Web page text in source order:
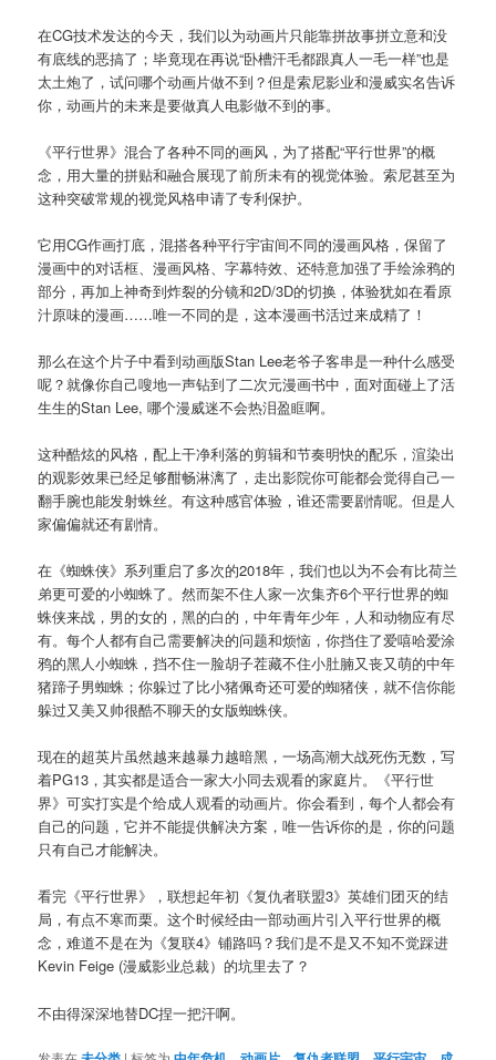
在CG技术发达的今天，我们以为动画片只能靠拼故事拼立意和没
有底线的恶搞了；毕竟现在再说“卧槽汗毛都跟真人一毛一样”也是
太土炮了，试问哪个动画片做不到？但是索尼影业和漫威实名告诉
你，动画片的未来是要做真人电影做不到的事。
《平行世界》混合了各种不同的画风，为了搭配“平行世界”的概
念，用大量的拼贴和融合展现了前所未有的视觉体验。索尼甚至为
这种突破常规的视觉风格申请了专利保护。
它用CG作画打底，混搭各种平行宇宙间不同的漫画风格，保留了
漫画中的对话框、漫画风格、字幕特效、还特意加强了手绘涂鸦的
部分，再加上神奇到炸裂的分镜和2D/3D的切换，体验犹如在看原
汁原味的漫画……唯一不同的是，这本漫画书活过来成精了！
那么在这个片子中看到动画版Stan Lee老爷子客串是一种什么感受
呢？就像你自己嗖地一声钻到了二次元漫画书中，面对面碰上了活
生生的Stan Lee, 哪个漫威迷不会热泪盈眶啊。
这种酷炫的风格，配上干净利落的剪辑和节奏明快的配乐，渲染出
的观影效果已经足够酣畅淋漓了，走出影院你可能都会觉得自己一
翻手腕也能发射蛛丝。有这种感官体验，谁还需要剧情呢。但是人
家偏偏就还有剧情。
在《蜘蛛侠》系列重启了多次的2018年，我们也以为不会有比荷兰
弟更可爱的小蜘蛛了。然而架不住人家一次集齐6个平行世界的蜘
蛛侠来战，男的女的，黑的白的，中年青年少年，人和动物应有尽
有。每个人都有自己需要解决的问题和烦恼，你挡住了爱嘻哈爱涂
鸦的黑人小蜘蛛，挡不住一脸胡子茬藏不住小肚腩又丧又萌的中年
猪蹄子男蜘蛛；你躲过了比小猪佩奇还可爱的蜘猪侠，就不信你能
躲过又美又帅很酷不聊天的女版蜘蛛侠。
现在的超英片虽然越来越暴力越暗黑，一场高潮大战死伤无数，写
着PG13，其实都是适合一家大小同去观看的家庭片。《平行世
界》可实打实是个给成人观看的动画片。你会看到，每个人都会有
自己的问题，它并不能提供解决方案，唯一告诉你的是，你的问题
只有自己才能解决。
看完《平行世界》，联想起年初《复仇者联盟3》英雄们团灭的结
局，有点不寒而栗。这个时候经由一部动画片引入平行世界的概
念，难道不是在为《复联4》铺路吗？我们是不是又不知不觉踩进
Kevin Feige (漫威影业总裁）的坑里去了？
不由得深深地替DC捏一把汗啊。